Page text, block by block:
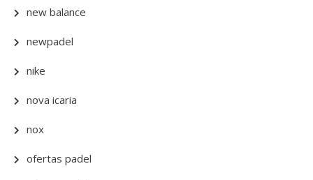
new balance
newpadel
nike
nova icaria
nox
ofertas padel